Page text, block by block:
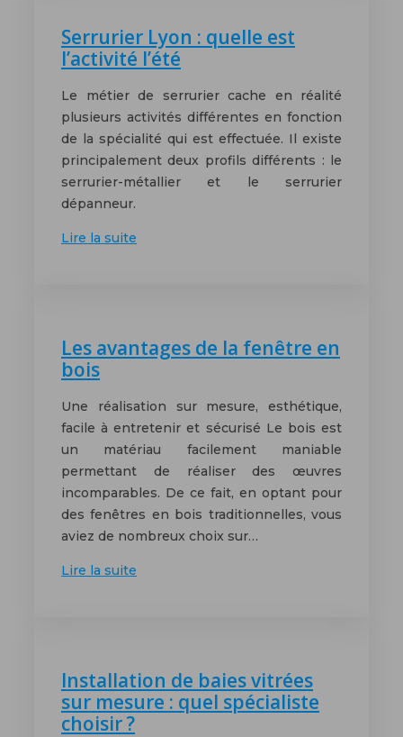
Serrurier Lyon : quelle est
l’activité l’été
Le métier de serrurier cache en réalité
plusieurs activités différentes en fonction
de la spécialité qui est effectuée. Il existe
principalement deux profils différents : le
serrurier-métallier et le serrurier
dépanneur.
Lire la suite
Les avantages de la fenêtre en
bois
Une réalisation sur mesure, esthétique,
facile à entretenir et sécurisé Le bois est
un matériau facilement maniable
permettant de réaliser des œuvres
incomparables. De ce fait, en optant pour
des fenêtres en bois traditionnelles, vous
aviez de nombreux choix sur…
Lire la suite
Installation de baies vitrées
sur mesure : quel spécialiste
choisir ?